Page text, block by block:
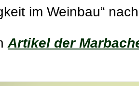
im Weinbau“
Artikel der